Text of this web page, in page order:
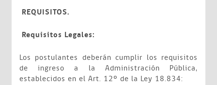
REQUISITOS.
Requisitos Legales:
Los postulantes deberán cumplir los requisitos
de ingreso a la Administración Pública,
establecidos en el Art. 12º de la Ley 18.834: